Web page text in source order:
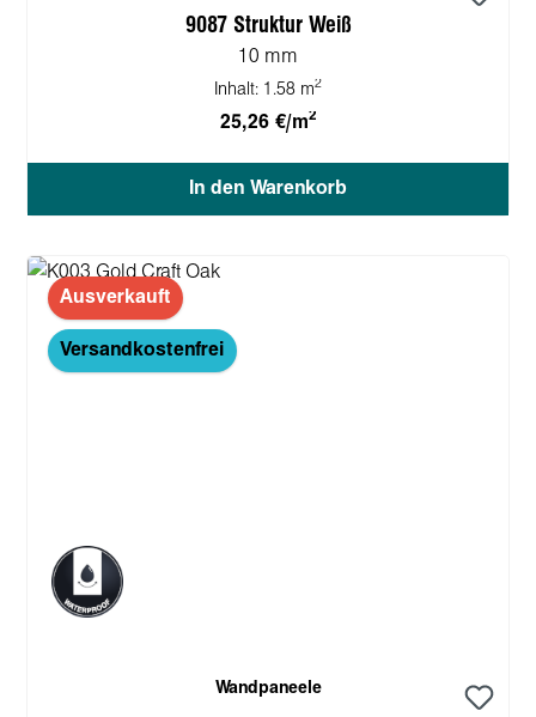
9087 Struktur Weiß
10 mm
Inhalt: 1.58 m2
25,26 €/m2
In den Warenkorb
Ausverkauft
Versandkostenfrei
Wandpaneele